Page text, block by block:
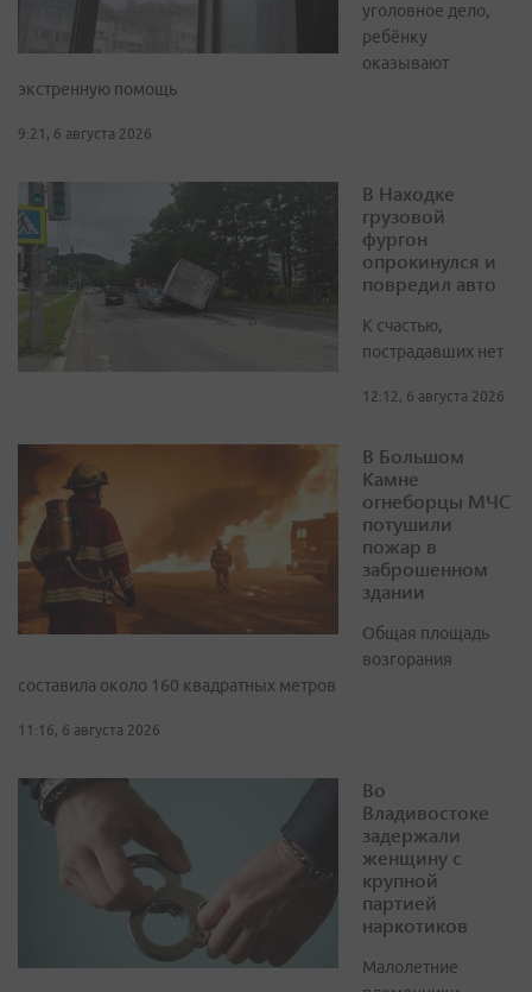
уголовное дело,
ребёнку
оказывают
экстренную помощь
9:21, 6 августа 2026
В Находке
грузовой
фургон
опрокинулся и
повредил авто
К счастью,
пострадавших нет
12:12, 6 августа 2026
В Большом
Камне
огнеборцы МЧС
потушили
пожар в
заброшенном
здании
Общая площадь
возгорания
составила около 160 квадратных метров
11:16, 6 августа 2026
Во
Владивостоке
задержали
женщину с
крупной
партией
наркотиков
Малолетние